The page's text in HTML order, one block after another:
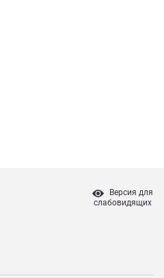
Версия для
слабовидящих